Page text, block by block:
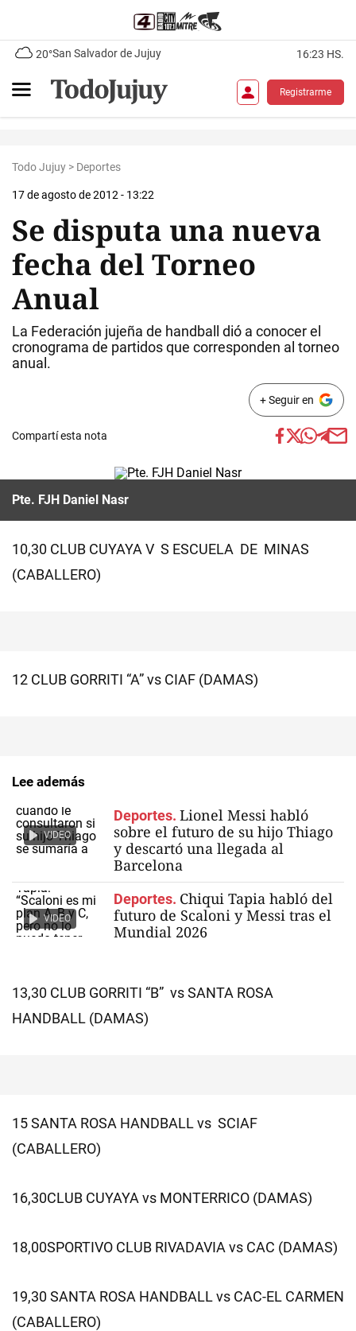
20°San Salvador de Jujuy 16:23 HS.
Registrarme
Todo Jujuy > Deportes
17 de agosto de 2012 - 13:22
Se disputa una nueva
fecha del Torneo
Anual
La Federación jujeña de handball dió a conocer el
cronograma de partidos que corresponden al torneo
anual.
+ Seguir en
Compartí esta nota
Pte. FJH Daniel Nasr
10,30 CLUB CUYAYA V S ESCUELA DE MINAS
(CABALLERO)
12 CLUB GORRITI “A” vs CIAF (DAMAS)
Lee además
VIDEO
Deportes. Lionel Messi habló
sobre el futuro de su hijo Thiago
y descartó una llegada al
Barcelona
VIDEO
Deportes. Chiqui Tapia habló del
futuro de Scaloni y Messi tras el
Mundial 2026
13,30 CLUB GORRITI “B” vs SANTA ROSA
HANDBALL (DAMAS)
15 SANTA ROSA HANDBALL vs SCIAF
(CABALLERO)
16,30CLUB CUYAYA vs MONTERRICO (DAMAS)
18,00SPORTIVO CLUB RIVADAVIA vs CAC (DAMAS)
19,30 SANTA ROSA HANDBALL vs CAC-EL CARMEN
(CABALLERO)